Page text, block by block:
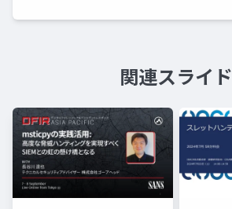
関連スライド